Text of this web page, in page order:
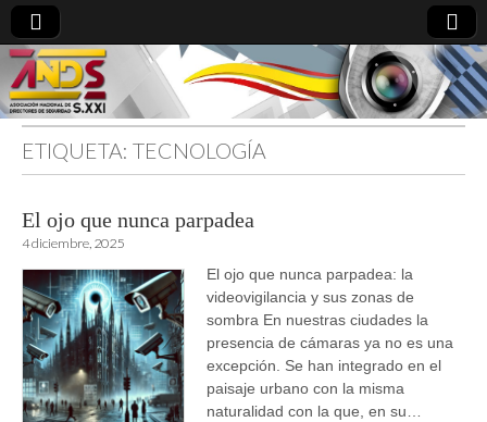
directoresdeseguridad.es
ETIQUETA: TECNOLOGÍA
El ojo que nunca parpadea
4 diciembre, 2025
El ojo que nunca parpadea: la
videovigilancia y sus zonas de
sombra En nuestras ciudades la
presencia de cámaras ya no es una
excepción. Se han integrado en el
paisaje urbano con la misma
naturalidad con la que, en su…